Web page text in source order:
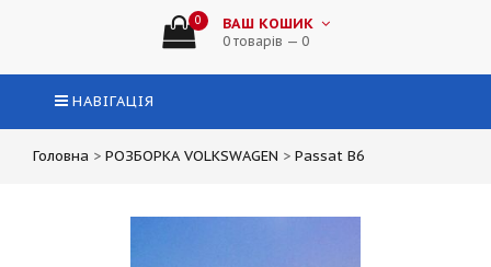
0 ВАШ КОШИК
0 товарів — 0
НАВІГАЦІЯ
Головна > РОЗБОРКА VOLKSWAGEN > Passat B6